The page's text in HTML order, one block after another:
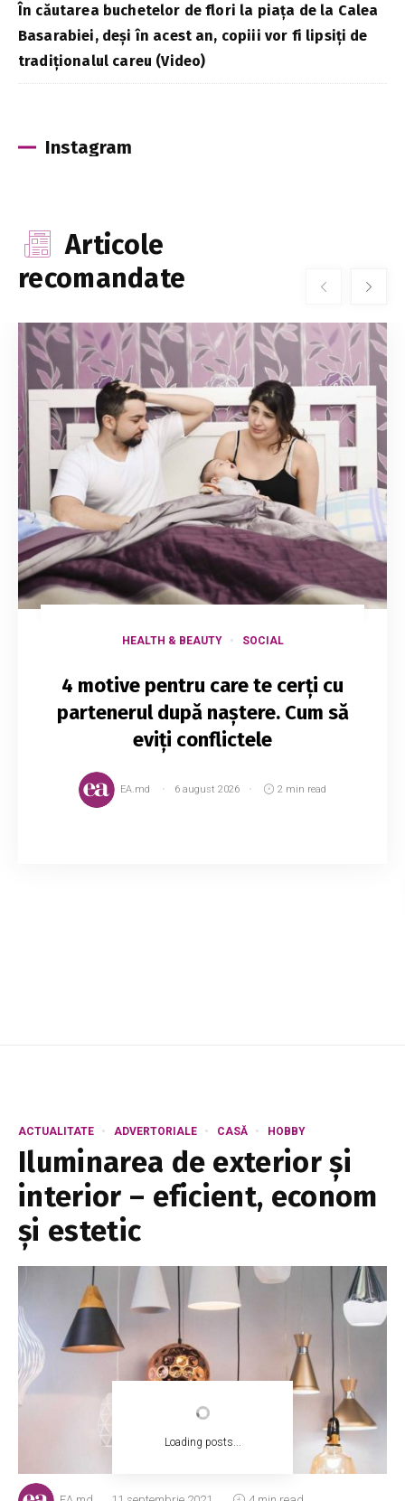
Loading posts...
În căutarea buchetelor de flori la piața de la Calea
Basarabiei, deși în acest an, copiii vor fi lipsiți de
tradiționalul careu (Video)
Instagram
Articole
recomandate
HEALTH & BEAUTY SOCIAL
4 motive pentru care te cerți cu
partenerul după naștere. Cum să
eviți conflictele
EA.md 6 august 2026 2 min read
ACTUALITATE ADVERTORIALE CASĂ HOBBY
Iluminarea de exterior și
interior – eficient, econom
și estetic